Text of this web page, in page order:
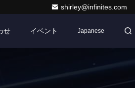
shirley@infinites.com
せ イベント Japanese